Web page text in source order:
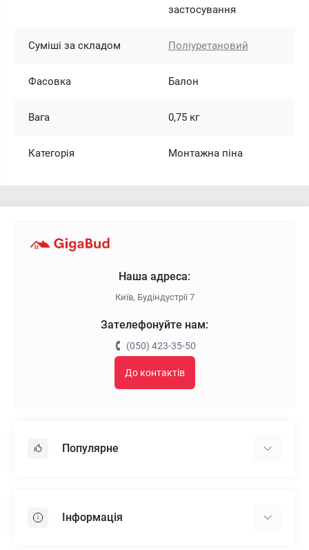
застосування
Суміші за складом Поліуретановий
Фасовка Балон
Вага 0,75 кг
Категорія Монтажна піна
Наша адреса:
Київ, Будіндустрії 7
Зателефонуйте нам:
(050) 423-35-50
До контактів
Популярне
Пінопласт
Інформація